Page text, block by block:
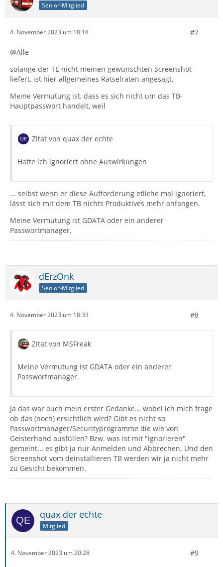
Senior-Mitglied
4. November 2023 um 18:18 #7
@Alle
solange der TE nicht meinen gewünschten Screenshot
liefert, ist hier allgemeines Rätselraten angesagt.
Meine Vermutung ist, dass es sich nicht um das TB-
Hauptpasswort handelt, weil
Zitat von quax der echte
Hatte ich ignoriert ohne Auswirkungen
... selbst wenn er diese Aufforderung etliche mal ignoriert,
lässt sich mit dem TB nichts Produktives mehr anfangen.
Meine Vermutung ist GDATA oder ein anderer
Passwortmanager.
dErzOnk
Senior-Mitglied
4. November 2023 um 18:33 #8
Zitat von MSFreak
Meine Vermutung ist GDATA oder ein anderer
Passwortmanager.
Ja das war auch mein erster Gedanke... wobei ich mich frage
ob das (noch) ersichtlich wird? Gibt es nicht so
Passwortmanager/Securityprogramme die wie von
Geisterhand ausfüllen? Bzw. was ist mit "ignorieren"
gemeint... es gibt ja nur Anmelden und Abbrechen. Und den
Screenshot vom deinstallieren TB werden wir ja nicht mehr
zu Gesicht bekommen.
quax der echte
Mitglied
4. November 2023 um 20:28 #9